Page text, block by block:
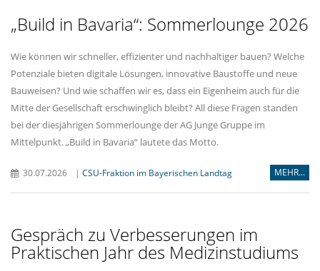
Build in Bavaria“: Sommerlounge 2026
Wie können wir schneller, effizienter und nachhaltiger bauen? Welche
Potenziale bieten digitale Lösungen, innovative Baustoffe und neue
Bauweisen? Und wie schaffen wir es, dass ein Eigenheim auch für die
Mitte der Gesellschaft erschwinglich bleibt? All diese Fragen standen
bei der diesjährigen Sommerlounge der AG Junge Gruppe im
Mittelpunkt. „Build in Bavaria“ lautete das Motto.
30.07.2026 | CSU-Fraktion im Bayerischen Landtag MEHR...
Gespräch zu Verbesserungen im
Praktischen Jahr des Medizinstudiums